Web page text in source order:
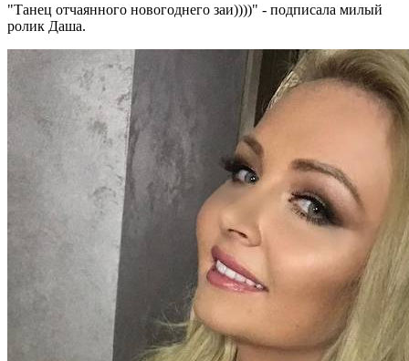
"Танец отчаянного новогоднего заи))))" - подписала милый
ролик Даша.